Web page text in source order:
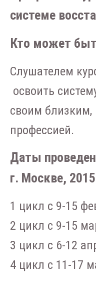
системе
Кто может
Слушателем
освоить
своим близким,
профессией.
Даты
г. Москве,
1 цикл с 9-15
2 цикл с 9-15
3 цикл с 6-12
4 цикл с 11-17